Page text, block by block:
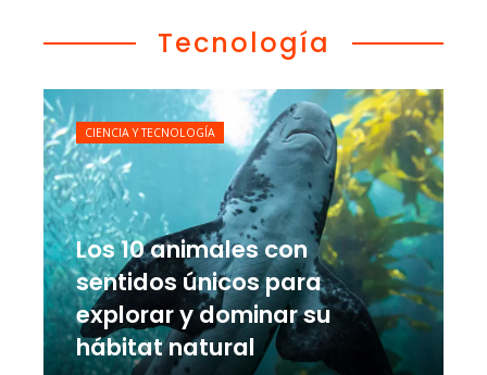
Tecnología
Los 10 animales con
sentidos únicos para
explorar y dominar su
hábitat natural
CIENCIA Y TECNOLOGÍA